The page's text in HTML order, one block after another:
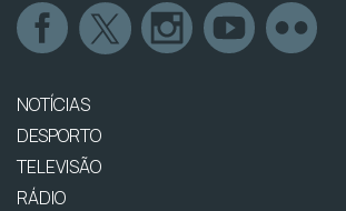
NOTÍCIAS
DESPORTO
TELEVISÃO
RÁDIO